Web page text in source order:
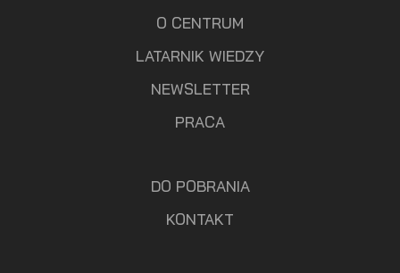
O CENTRUM
LATARNIK WIEDZY
NEWSLETTER
PRACA
DO POBRANIA
KONTAKT